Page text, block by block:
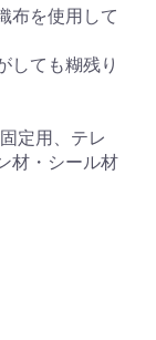
布を使用して
しても糊残り
定用、テレ
材・シール材